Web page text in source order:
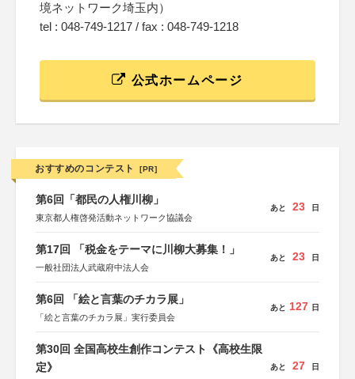
境ネットワーク埼玉内）
tel : 048-749-1217 / fax : 048-749-1218
公式ホームページ
おすすめのコンテスト [PR]
第6回「都民の人権川柳」
東京都人権啓発活動ネットワーク協議会
あと 23 日
第17回 「税金をテーマに川柳大募集！」
一般社団法人武蔵府中法人会
あと 23 日
第6回 「絵と言葉のチカラ展」
「絵と言葉のチカラ展」実行委員会
あと 127 日
第30回 全国高校生創作コンテスト《高校生限
定》
あと 27 日